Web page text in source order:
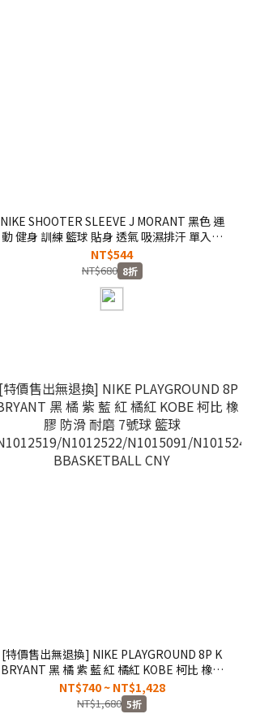
NIKE SHOOTER SLEEVE J MORANT 黑色 運
動 健身 訓練 籃球 貼身 透氣 吸濕排汗 單入裝
臂套【N1011054010】SPG
NT$544
NT$680 8折
[特價售出無退換] NIKE PLAYGROUND 8P K
BRYANT 黑 橘 紫 藍 紅 橘紅 KOBE 柯比 橡膠
防滑 耐磨 7號球 籃球
【N1012519/N1012522/N1015091/N1015242/
NT$740 ~ NT$1,428
NT$1,680 5折